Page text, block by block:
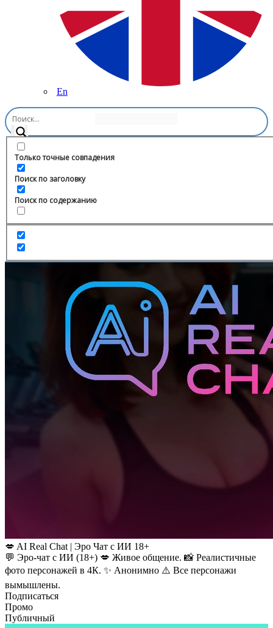
En
Только точные совпадения
Поиск по заголовку
Поиск по содержанию
Главная
💋 AI Real Chat | Эро Чат с ИИ 18+
💬 Эро-чат с ИИ (18+) 💋 Живое общение. 📸 Реалистичные
фото персонажей в 4К. ✨ Анонимно ⚠️ Все персонажи
вымышлены.
Подписаться
Промо
Публичный